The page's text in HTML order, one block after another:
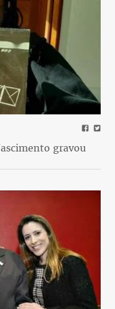
gravou